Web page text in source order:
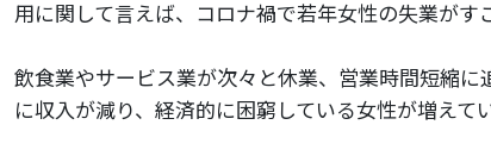
用に関して言えば、コロナ禍で若年女性の失業がす
飲食業やサービス業が次々と休業、営業時間短縮
に収入が減り、経済的に困窮している女性が増えて